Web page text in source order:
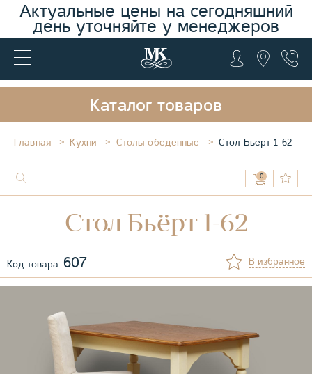
Актуальные цены на сегодняшний
день уточняйте у менеджеров
Каталог товаров
Главная Кухни Столы обеденные Стол Бьёрт 1-62
0
Стол Бьёрт 1-62
Код товара: 607 В избранное